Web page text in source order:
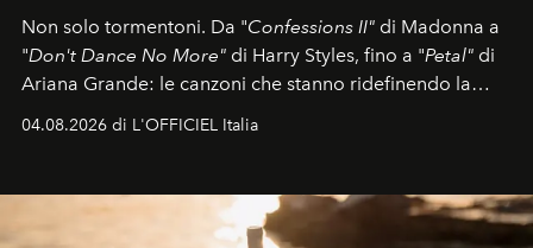
Non solo tormentoni. Da "Confessions II" di Madonna a
"Don't Dance No More" di Harry Styles, fino a "Petal" di
Ariana Grande: le canzoni che stanno ridefinendo la
04.08.2026 di L'OFFICIEL Italia